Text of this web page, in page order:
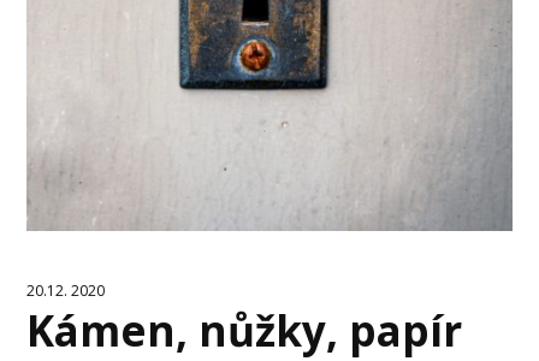
20.12. 2020
Kámen, nůžky, papír